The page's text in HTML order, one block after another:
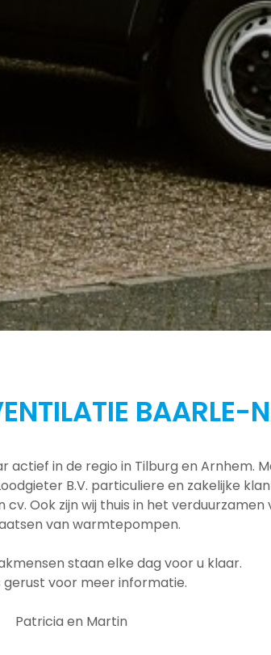
BAARLE-
actief in de regio in Tilburg en Arnhem.
B.V. particuliere en zakelijke
Ook zijn wij thuis in het verduurzamen
van warmtepompen.
staan elke dag voor u klaar.
gerust voor meer informatie.
Patricia en Martin